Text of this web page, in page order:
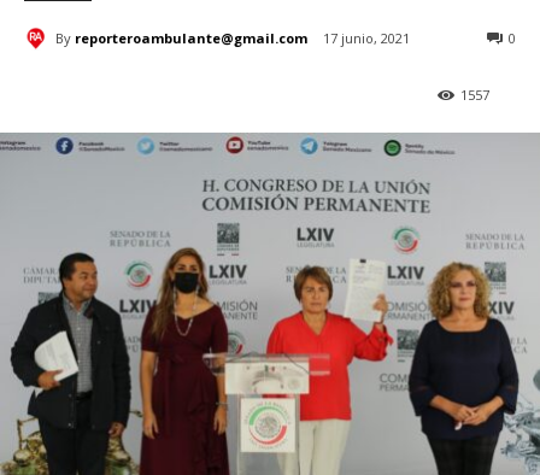
By reporteroambulante@gmail.com 17 junio, 2021 0
1557